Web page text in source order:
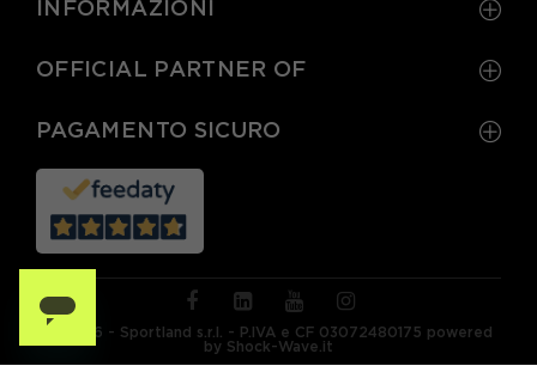
INFORMAZIONI
OFFICIAL PARTNER OF
PAGAMENTO SICURO
© 2026 - Sportland s.r.l. - P.IVA e CF 03072480175 powered
by Shock-Wave.it